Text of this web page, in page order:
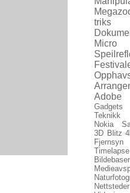
triks
Micro
Adobe
Gadgets
Teknikk
Nokia
3D Blitz
Fjernsyn
Timelapse
Bildebaser
Nettsteder